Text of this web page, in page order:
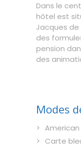
Dans le
hôtel est
Jacques
des
pension
des
Modes
American
Carte